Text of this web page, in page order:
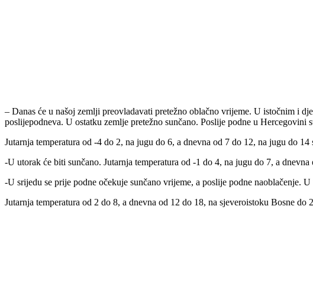
– Danas će u našoj zemlji preovladavati pretežno oblačno vrijeme. U istočnim i
poslijepodneva. U ostatku zemlje pretežno sunčano. Poslije podne u Hercegovini
Jutarnja temperatura od -4 do 2, na jugu do 6, a dnevna od 7 do 12, na jugu do 14
-U utorak će biti sunčano. Jutarnja temperatura od -1 do 4, na jugu do 7, a
-U srijedu se prije podne očekuje sunčano vrijeme, a poslije podne naoblačenje.
Jutarnja temperatura od 2 do 8, a dnevna od 12 do 18, na sjeveroistoku Bosne do